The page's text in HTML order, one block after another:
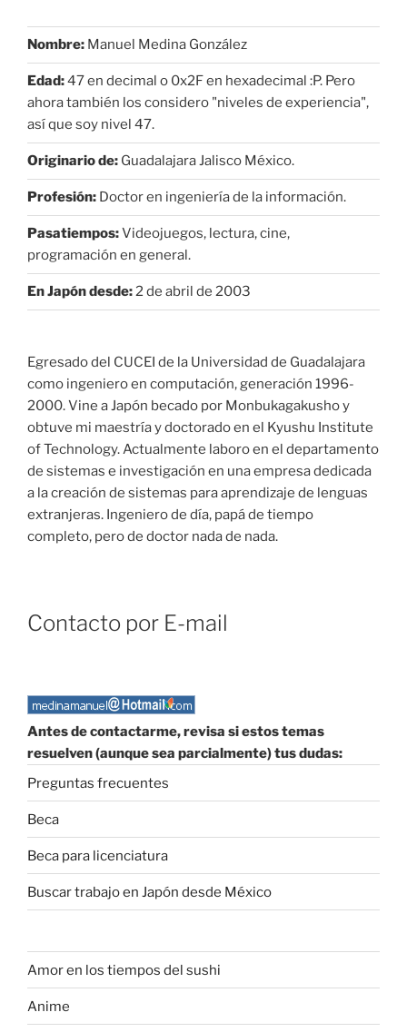
Nombre: Manuel Medina González
Edad:47 en decimal o 0x2F en hexadecimal :P. Pero
ahora también los considero "niveles de experiencia",
así que soy nivel 47.
Originario de: Guadalajara Jalisco México.
Profesión: Doctor en ingeniería de la información.
Pasatiempos:Videojuegos, lectura, cine,
programación en general.
En Japón desde:2 de abril de 2003
Egresado del CUCEI de la Universidad de Guadalajara
como ingeniero en computación, generación 1996-
2000. Vine a Japón becado por Monbukagakusho y
obtuve mi maestría y doctorado en el Kyushu Institute
of Technology. Actualmente laboro en el departamento
de sistemas e investigación en una empresa dedicada
a la creación de sistemas para aprendizaje de lenguas
extranjeras. Ingeniero de día, papá de tiempo
completo, pero de doctor nada de nada.
Contacto por E-mail
Antes de contactarme, revisa si estos temas
resuelven (aunque sea parcialmente) tus dudas:
Preguntas frecuentes
Beca
Beca para licenciatura
Buscar trabajo en Japón desde México
Amor en los tiempos del sushi
Anime